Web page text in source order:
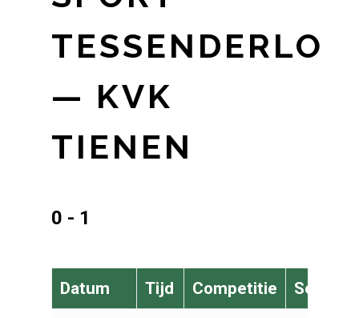
TESSENDERLO
— KVK
TIENEN
0 - 1
Datum Tijd Competitie Seizoen